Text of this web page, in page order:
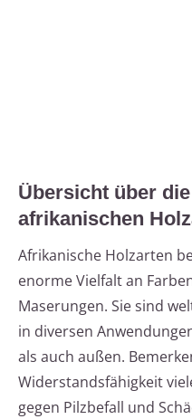
Übersicht über
afrikanischen
Afrikanische Holzarten
enorme Vielfalt an
Maserungen. Sie sind
in diversen
als auch außen.
Widerstandsfähigkeit
gegen Pilzbefall und